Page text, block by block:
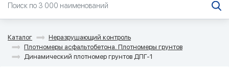
Каталог
Неразрушающий контроль
Плотномеры асфальтобетона. Плотномеры грунтов
Динамический плотномер грунтов ДПГ-1